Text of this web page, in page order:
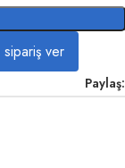
ver
Paylaş: